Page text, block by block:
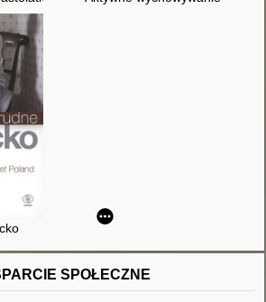
SPOŁECZNE